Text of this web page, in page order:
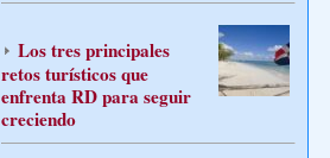
Los tres principales
retos turísticos que
enfrenta RD para seguir
creciendo